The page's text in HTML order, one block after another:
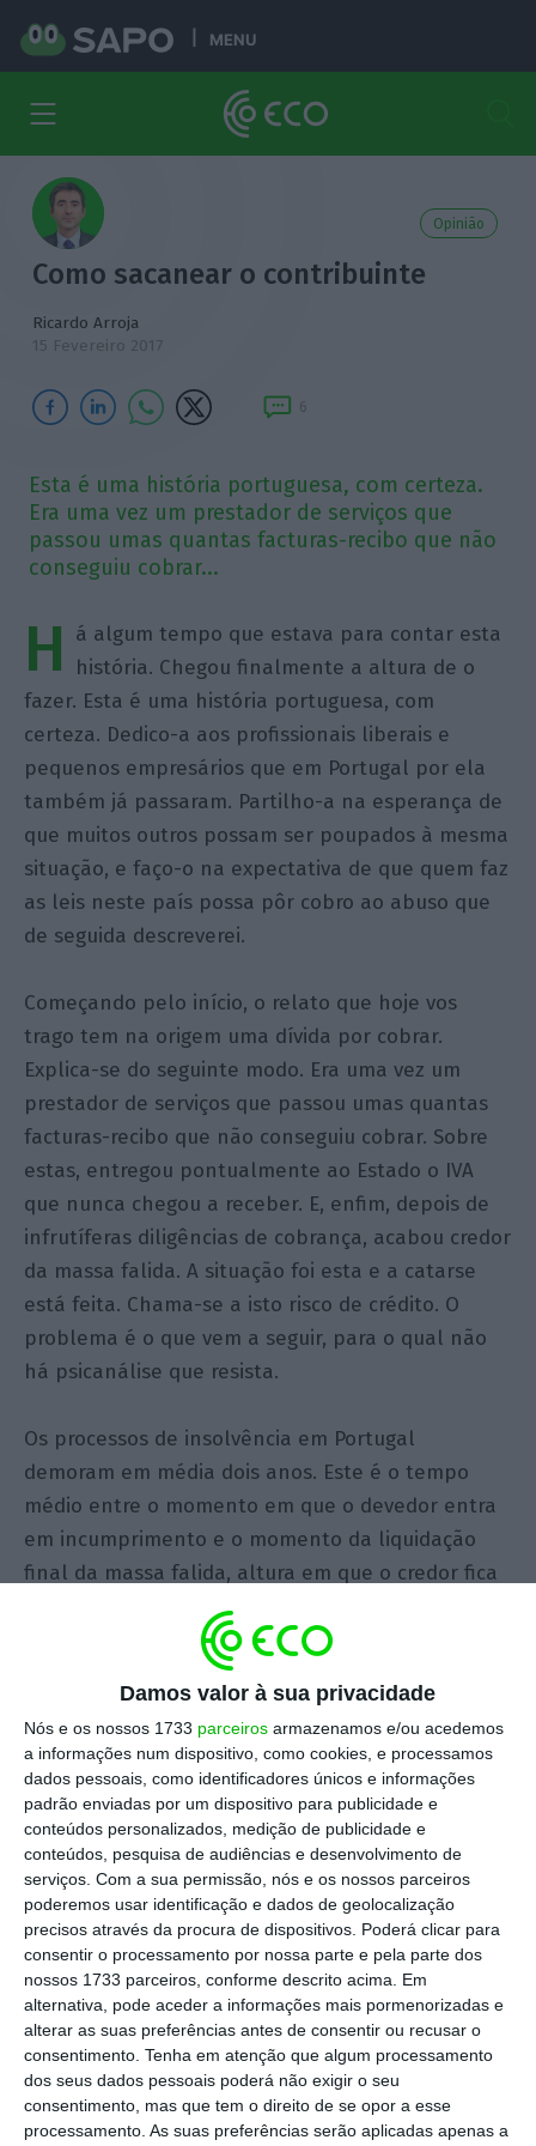
Damos valor à sua privacidade
Nós e os nossos 1733 parceiros armazenamos e/ou acedemos
a informações num dispositivo, como cookies, e processamos
dados pessoais, como identificadores únicos e informações
padrão enviadas por um dispositivo para publicidade e
conteúdos personalizados, medição de publicidade e
conteúdos, pesquisa de audiências e desenvolvimento de
serviços. Com a sua permissão, nós e os nossos parceiros
poderemos usar identificação e dados de geolocalização
precisos através da procura de dispositivos. Poderá clicar para
consentir o processamento por nossa parte e pela parte dos
nossos 1733 parceiros, conforme descrito acima. Em
alternativa, pode aceder a informações mais pormenorizadas e
alterar as suas preferências antes de consentir ou recusar o
consentimento. Tenha em atenção que algum processamento
dos seus dados pessoais poderá não exigir o seu
consentimento, mas que tem o direito de se opor a esse
processamento. As suas preferências serão aplicadas apenas a
MENU
Opinião
Como sacanear o contribuinte
Ricardo Arroja
15 Fevereiro 2017
6
Esta é uma história portuguesa, com certeza.
Era uma vez um prestador de serviços que
passou umas quantas facturas-recibo que não
conseguiu cobrar...
H
á algum tempo que estava para contar esta
história. Chegou finalmente a altura de o
fazer. Esta é uma história portuguesa, com
certeza. Dedico-a aos profissionais liberais e
pequenos empresários que em Portugal por ela
também já passaram. Partilho-a na esperança de
que muitos outros possam ser poupados à mesma
situação, e faço-o na expectativa de que quem faz
as leis neste país possa pôr cobro ao abuso que
de seguida descreverei.
Começando pelo início, o relato que hoje vos
trago tem na origem uma dívida por cobrar.
Explica-se do seguinte modo. Era uma vez um
prestador de serviços que passou umas quantas
facturas-recibo que não conseguiu cobrar. Sobre
estas, entregou pontualmente ao Estado o IVA
que nunca chegou a receber. E, enfim, depois de
infrutíferas diligências de cobrança, acabou credor
da massa falida. A situação foi esta e a catarse
está feita. Chama-se a isto risco de crédito. O
problema é o que vem a seguir, para o qual não
há psicanálise que resista.
Os processos de insolvência em Portugal
demoram em média dois anos. Este é o tempo
médio entre o momento em que o devedor entra
em incumprimento e o momento da liquidação
final da massa falida, altura em que o credor fica
finalmente a saber se recupera algum do que
teria a haver ou não. No conjunto dos países da
OCDE, o país cujo sistema judicial é mais eficiente
a resolver este tipo de situações é a Irlanda, onde
a aclaração demora menos de meio ano.
Em Portugal, o processo é conduzido por um
administrador de insolvência, que reúne numa
primeira fase os credores reconhecidos, que são
graduados entre privilegiados e comuns, levando
depois uma proposta de recuperação ou de
liquidação à apreciação dos credores. Tenta-se
recuperar a empresa ou, seguindo para bingo,
liquida-se a empresa. Eis a questão. A decisão é
depois rematada por um juiz do tribunal do
comércio. Até aqui tudo bem.